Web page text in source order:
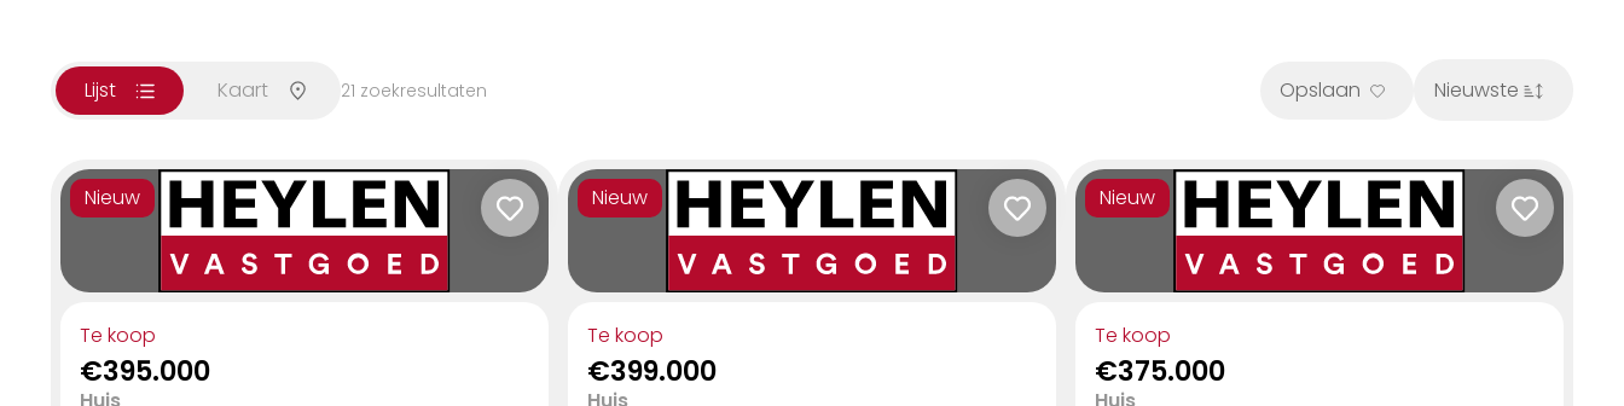
Opbrengsteigendom
Commercieel
Garage/Parking
Industrieel
E
Lijst Kaart 21 zoekresultaten Opslaan Nieuwste
Nieuw
Te koop
€395.000
Huis
Nieuw
Te koop
€399.000
Huis
Nieuw
Te koop
€375.000
Huis